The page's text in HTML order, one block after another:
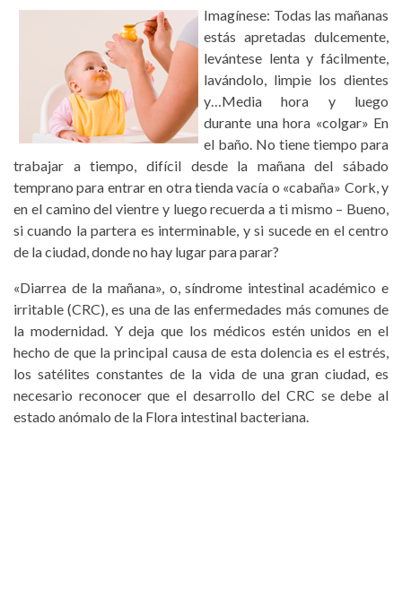
Imagínese: Todas las mañanas
estás apretadas dulcemente,
levántese lenta y fácilmente,
lavándolo, limpie los dientes
y…Media hora y luego
durante una hora «colgar» En
el baño. No tiene tiempo para
trabajar a tiempo, difícil desde la mañana del sábado
temprano para entrar en otra tienda vacía o «cabaña» Cork, y
en el camino del vientre y luego recuerda a ti mismo – Bueno,
si cuando la partera es interminable, y si sucede en el centro
de la ciudad, donde no hay lugar para parar?
«Diarrea de la mañana», o, síndrome intestinal académico e
irritable (CRC), es una de las enfermedades más comunes de
la modernidad. Y deja que los médicos estén unidos en el
hecho de que la principal causa de esta dolencia es el estrés,
los satélites constantes de la vida de una gran ciudad, es
necesario reconocer que el desarrollo del CRC se debe al
estado anómalo de la Flora intestinal bacteriana.